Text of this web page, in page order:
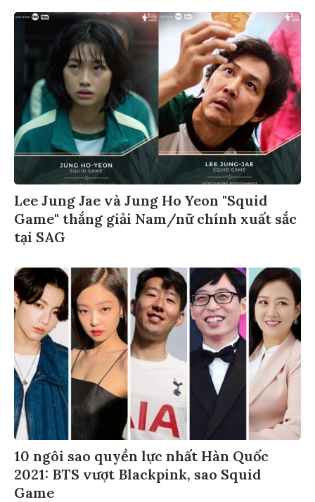
Lee Jung Jae và Jung Ho Yeon "Squid
Game" thắng giải Nam/nữ chính xuất sắc
tại SAG
10 ngôi sao quyền lực nhất Hàn Quốc
2021: BTS vượt Blackpink, sao Squid
Game